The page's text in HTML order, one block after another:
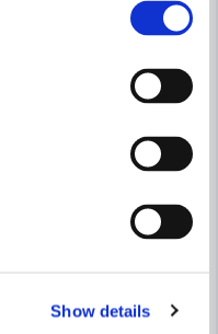
Show details
MILWAUKEE POWERTOOLS